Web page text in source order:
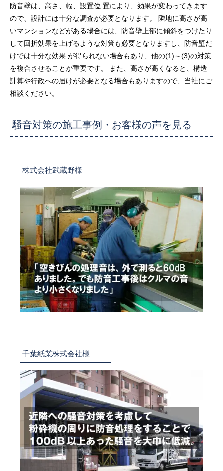
防音壁は、高さ、幅、設置位 置により、効果が変わってきます
ので、設計には十分な調査が必要となります。 隣地に高さが高
いマンションなどがある場合には、防音壁上部に傾斜をつけたり
して回折効果を上げるような対策も必要となりますし、防音壁だ
けでは十分な効果 が得られない場合もあり、他の(1)～(3)の対策
を複合させることが重要です。 また、高さが高くなると、構造
計算や行政への届けが必要となる場合もありますので、当社にご
相談ください。
騒音対策の施工事例・お客様の声を見る
株式会社武蔵野様
千葉紙業株式会社様